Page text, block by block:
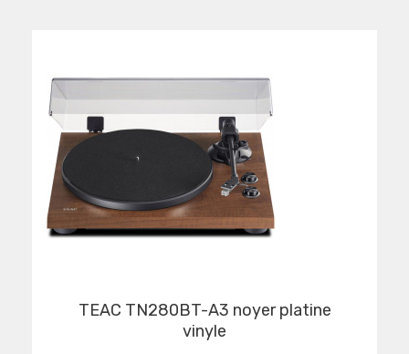
TEAC TN280BT-A3 noyer platine
vinyle